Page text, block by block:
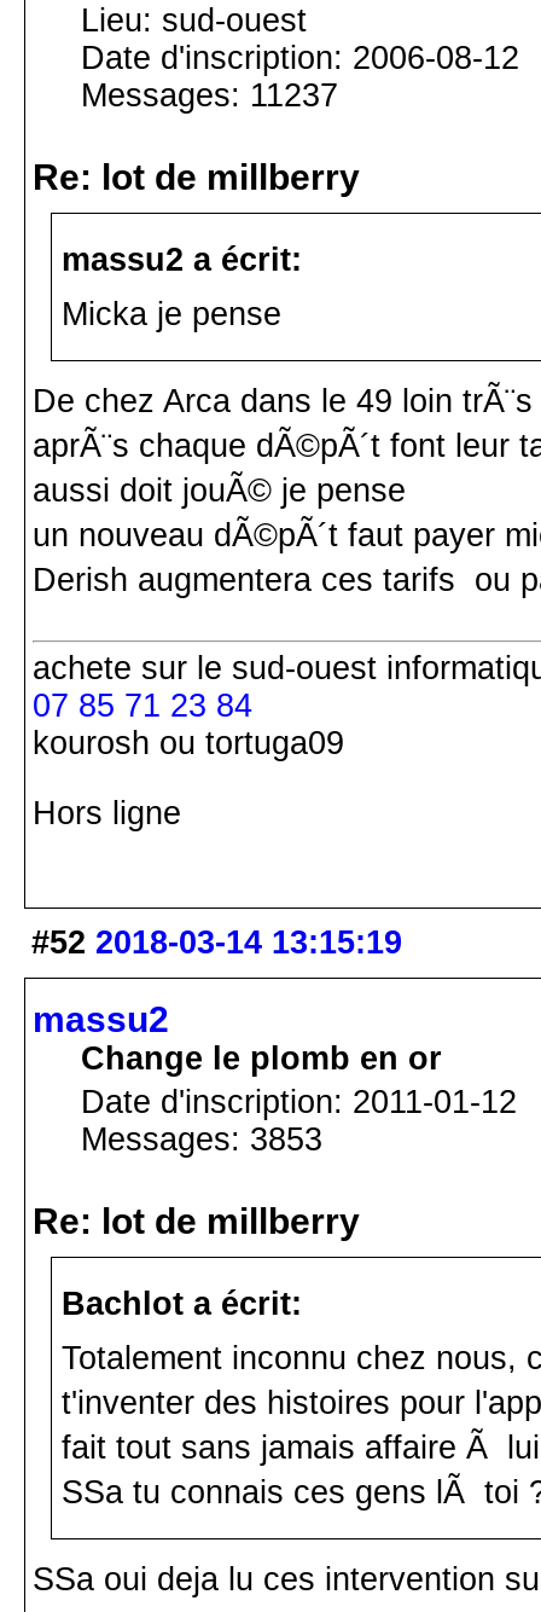
Lieu: sud-ouest
Date d'inscription: 2006-08-12
Messages: 11237
Re: lot de millberry
massu2 a écrit:
Micka je pense
De chez Arca dans le 49 loin trÃ¨s
aprÃ¨s chaque dÃ©pÃ´t font leur
aussi doit jouÃ© je pense
un nouveau dÃ©pÃ´t faut payer
Derish augmentera ces tarifs ou
achete sur le sud-ouest
07 85 71 23 84
kourosh ou tortuga09
Hors ligne
#52 2018-03-14 13:15:19
massu2
Change le plomb en or
Date d'inscription: 2011-01-12
Messages: 3853
Re: lot de millberry
Bachlot a écrit:
Totalement inconnu chez nous,
t'inventer des histoires pour
fait tout sans jamais affaire Ã
SSa tu connais ces gens lÃ toi
SSa oui deja lu ces intervention